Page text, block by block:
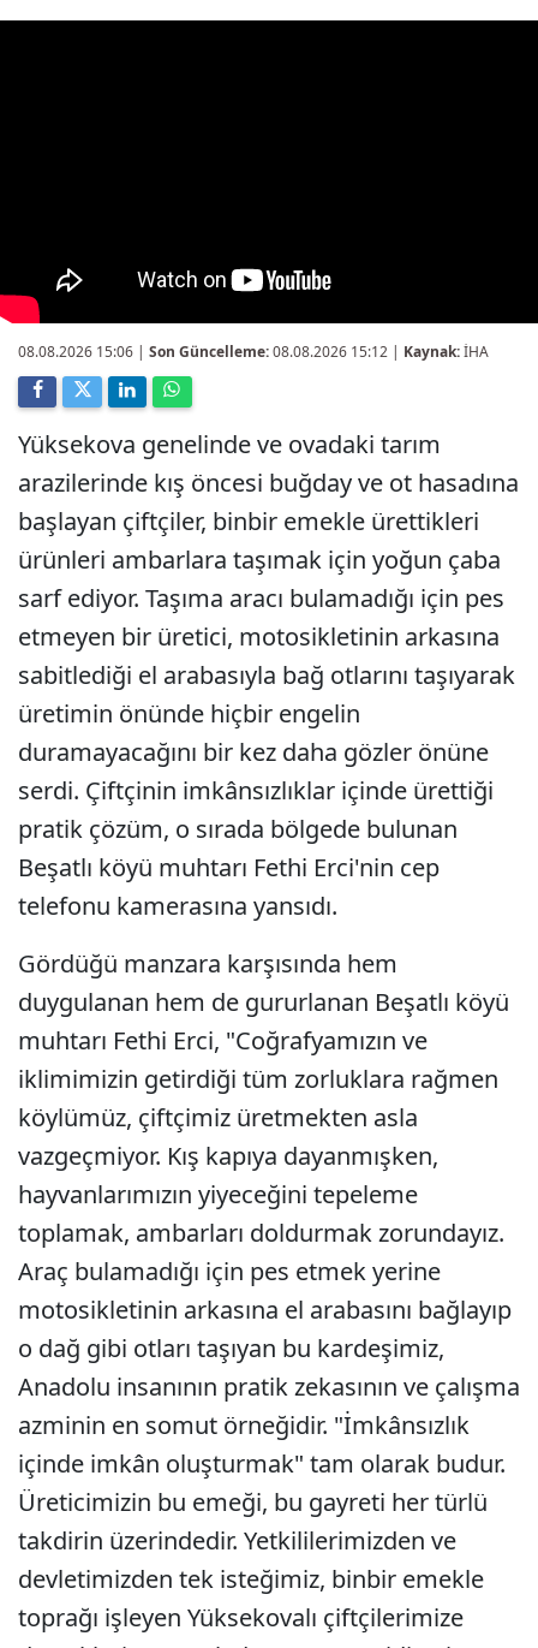
08.08.2026 15:06 | Son Güncelleme:08.08.2026 15:12 | Kaynak:İHA
Yüksekova genelinde ve ovadaki tarım
arazilerinde kış öncesi buğday ve ot hasadına
başlayan çiftçiler, binbir emekle ürettikleri
ürünleri ambarlara taşımak için yoğun çaba
sarf ediyor. Taşıma aracı bulamadığı için pes
etmeyen bir üretici, motosikletinin arkasına
sabitlediği el arabasıyla bağ otlarını taşıyarak
üretimin önünde hiçbir engelin
duramayacağını bir kez daha gözler önüne
serdi. Çiftçinin imkânsızlıklar içinde ürettiği
pratik çözüm, o sırada bölgede bulunan
Beşatlı köyü muhtarı Fethi Erci'nin cep
telefonu kamerasına yansıdı.
Gördüğü manzara karşısında hem
duygulanan hem de gururlanan Beşatlı köyü
muhtarı Fethi Erci, "Coğrafyamızın ve
iklimimizin getirdiği tüm zorluklara rağmen
köylümüz, çiftçimiz üretmekten asla
vazgeçmiyor. Kış kapıya dayanmışken,
hayvanlarımızın yiyeceğini tepeleme
toplamak, ambarları doldurmak zorundayız.
Araç bulamadığı için pes etmek yerine
motosikletinin arkasına el arabasını bağlayıp
o dağ gibi otları taşıyan bu kardeşimiz,
Anadolu insanının pratik zekasının ve çalışma
azminin en somut örneğidir. "İmkânsızlık
içinde imkân oluşturmak" tam olarak budur.
Üreticimizin bu emeği, bu gayreti her türlü
takdirin üzerindedir. Yetkililerimizden ve
devletimizden tek isteğimiz, binbir emekle
toprağı işleyen Yüksekovalı çiftçilerimize